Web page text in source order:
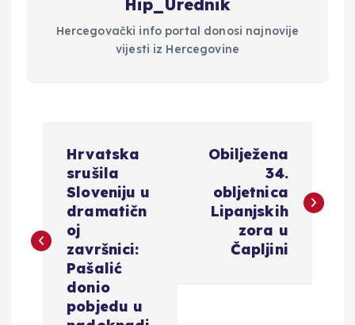
Hip_Urednik
Hercegovački info portal donosi najnovije
vijesti iz Hercegovine
i
Hrvatska
srušila
Sloveniju u
dramatičn
oj
završnici:
Pašalić
donio
pobjedu u
Obilježena
34.
obljetnica
Lipanjskih
zora u
Čapljini